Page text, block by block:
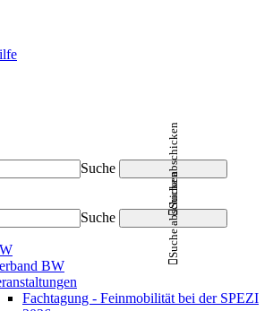
Suche
Suche abschicken
Suche
Suche abschicken
BW
Fachtagung - Feinmobilität bei der SPEZI